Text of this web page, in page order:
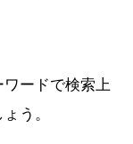
ワードで検索上
う。